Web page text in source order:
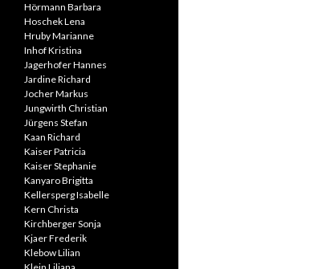
Hörmann Barbara
Hoschek Lena
Hruby Marianne
Inhof Kristina
Jagerhofer Hannes
Jardine Richard
Jocher Markus
Jungwirth Christian
Jürgens Stefan
Kaan Richard
Kaiser Patricia
Kaiser Stephanie
Kanyaro Brigitta
Kellersperg Isabelle
Kern Christa
Kirchberger Sonja
Kjaer Frederik
Klebow Lilian